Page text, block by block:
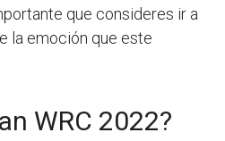
que consideres ir a
la emoción que este
WRC 2022?